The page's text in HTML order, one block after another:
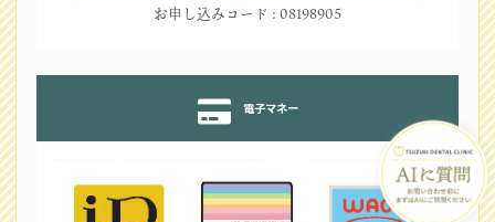
お申し込みコード : 08198905
電子マネー